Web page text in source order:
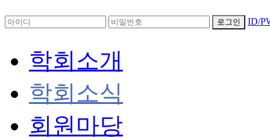
로그인 ID/
학회소개
학회소식
회원마당